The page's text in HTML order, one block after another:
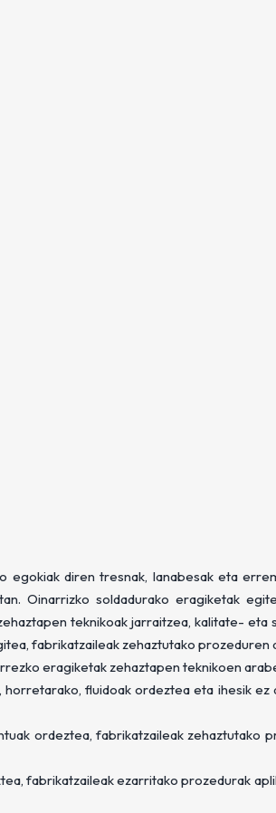
egokiak diren tresnak, lanabesak eta
Oinarrizko soldadurako eragiketak
teknikoak jarraitzea, kalitate- eta
fabrikatzaileak zehaztutako prozeduren
eragiketak zehaztapen teknikoen
fluidoak ordeztea eta ihesik ez
ordeztea, fabrikatzaileak zehaztutako
fabrikatzaileak ezarritako prozedurak